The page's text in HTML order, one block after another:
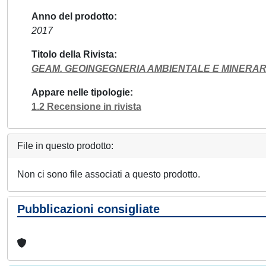
Anno del prodotto
2017
Titolo della Rivista
GEAM. GEOINGEGNERIA AMBIENTALE E
Appare nelle tipologie
1.2 Recensione in rivista
File in questo prodotto:
Non ci sono file associati a questo prodotto.
Pubblicazioni consigliate